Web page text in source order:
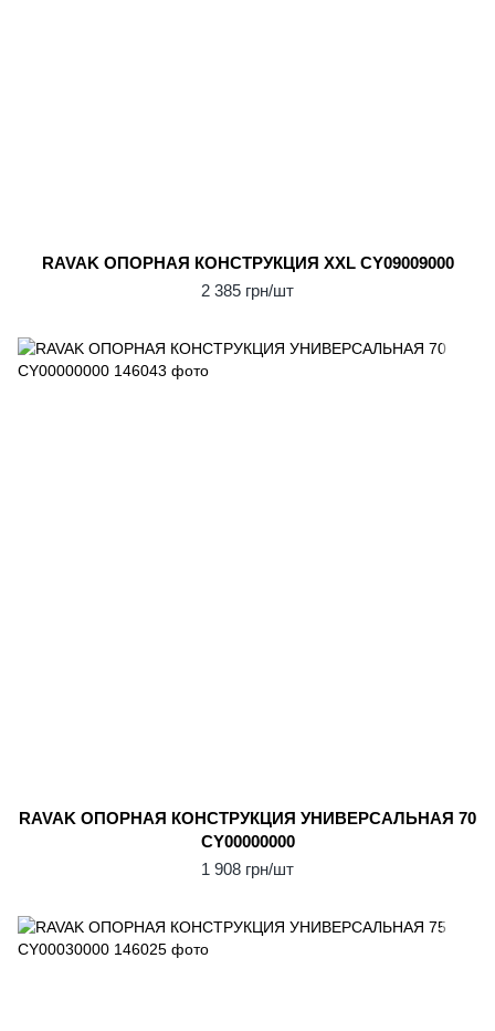
RAVAK ОПОPНАЯ КОНСТPУКЦИЯ XXL CY09009000
2 385 грн/шт
RAVAK ОПОPНАЯ КОНСТPУКЦИЯ УНИВЕРСАЛЬНАЯ 70
CY00000000
1 908 грн/шт